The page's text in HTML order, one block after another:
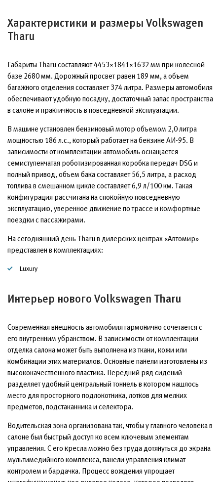
Характеристики и размеры Volkswagen
Tharu
Габариты Tharu составляют 4453×1841×1632 мм при колесной
базе 2680 мм. Дорожный просвет равен 189 мм, а объем
багажного отделения составляет 374 литра. Размеры автомобиля
обеспечивают удобную посадку, достаточный запас пространства
в салоне и практичность в повседневной эксплуатации.
В машине установлен бензиновый мотор объемом 2,0 литра
мощностью 186 л.с., который работает на бензине АИ-95. В
зависимости от комплектации автомобиль оснащается
семиступенчатая роботизированная коробка передач DSG и
полный привод, объем бака составляет 56,5 литра, а расход
топлива в смешанном цикле составляет 6,9 л/100 км. Такая
конфигурация рассчитана на спокойную повседневную
эксплуатацию, уверенное движение по трассе и комфортные
поездки с пассажирами.
На сегодняшний день Tharu в дилерских центрах «Автомир»
представлен в комплектациях:
Luxury
Интерьер нового Volkswagen Tharu
Современная внешность автомобиля гармонично сочетается с
его внутренним убранством. В зависимости от комплектации
отделка салона может быть выполнена из ткани, кожи или
комбинации этих материалов. Основные панели изготовлены из
высококачественного пластика. Передний ряд сидений
разделяет удобный центральный тоннель в котором нашлось
место для просторного подлокотника, лотков для мелких
предметов, подстаканника и селектора.
Водительская зона организована так, чтобы у главного человека в
салоне был быстрый доступ ко всем ключевым элементам
управления. С его кресла можно без труда дотянуться до экрана
мультимедийного комплекса, панели управления климат-
контролем и бардачка. Процесс вождения упрощает